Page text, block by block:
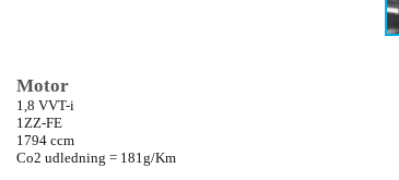
Motor
1,8 VVT-i
1ZZ-FE
1794 ccm
Co2 udledning = 181g/Km